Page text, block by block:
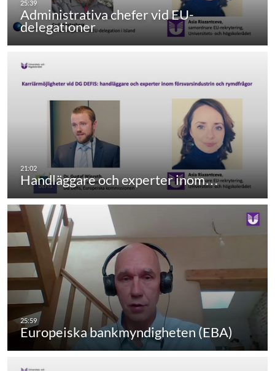
Administrativa chefer vid EU-
delegationer
Handläggare och experter inom…
Europeiska bankmyndigheten (EBA)